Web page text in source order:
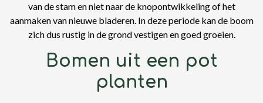
van de stam en niet naar de knopontwikkeling of het
aanmaken van nieuwe bladeren. In deze periode kan de boom
zich dus rustig in de grond vestigen en goed groeien.
Bomen uit een pot
planten